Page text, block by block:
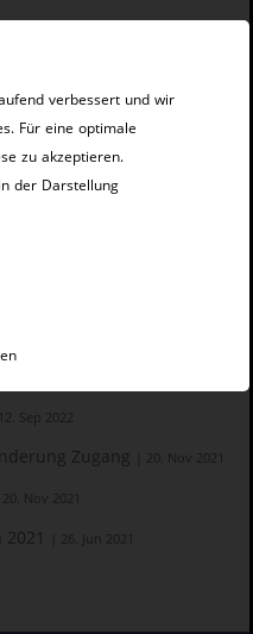
in Bayreuth
Sep 2022
Zugang | 20. Nov 2021
| 20. Nov 2021
| 26. Jun 2021
verbessert und wir
Für eine optimale
zu akzeptieren.
der Darstellung